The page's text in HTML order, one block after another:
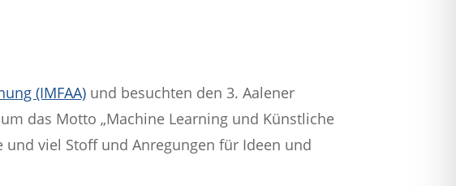
(IMFAA) und besuchten den 3. Aalener
das Motto „Machine Learning und Künstliche
viel Stoff und Anregungen für Ideen und